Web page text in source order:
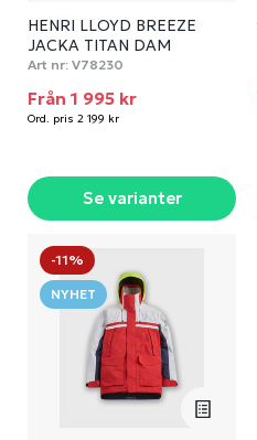
HENRI LLOYD BREEZE
JACKA TITAN DAM
Art nr: V78230
Från 1 995 kr
Ord. pris 2 199 kr
Se varianter
-11%
NYHET